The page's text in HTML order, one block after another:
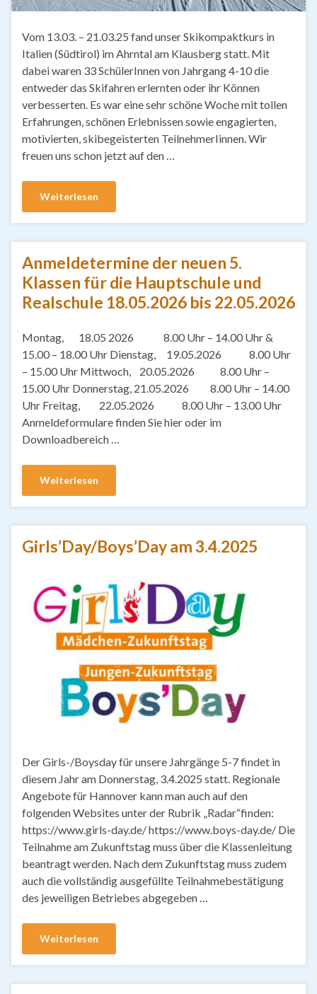
Vom 13.03. – 21.03.25 fand unser Skikompaktkurs in
Italien (Südtirol) im Ahrntal am Klausberg statt. Mit
dabei waren 33 SchülerInnen von Jahrgang 4-10 die
entweder das Skifahren erlernten oder ihr Können
verbesserten. Es war eine sehr schöne Woche mit tollen
Erfahrungen, schönen Erlebnissen sowie engagierten,
motivierten, skibegeisterten TeilnehmerIinnen. Wir
freuen uns schon jetzt auf den …
Weiterlesen
Anmeldetermine der neuen 5.
Klassen für die Hauptschule und
Realschule 18.05.2026 bis 22.05.2026
Montag, 18.05 2026 8.00 Uhr – 14.00 Uhr &
15.00 – 18.00 Uhr Dienstag, 19.05.2026 8.00 Uhr
– 15.00 Uhr Mittwoch, 20.05.2026 8.00 Uhr –
15.00 Uhr Donnerstag, 21.05.2026 8.00 Uhr – 14.00
Uhr Freitag, 22.05.2026 8.00 Uhr – 13.00 Uhr
Anmeldeformulare finden Sie hier oder im
Downloadbereich …
Weiterlesen
Girls’Day/Boys’Day am 3.4.2025
Der Girls-/Boysday für unsere Jahrgänge 5-7 findet in
diesem Jahr am Donnerstag, 3.4.2025 statt. Regionale
Angebote für Hannover kann man auch auf den
folgenden Websites unter der Rubrik „Radar“finden:
https://www.girls-day.de/ https://www.boys-day.de/ Die
Teilnahme am Zukunftstag muss über die Klassenleitung
beantragt werden. Nach dem Zukunftstag muss zudem
auch die vollständig ausgefüllte Teilnahmebestätigung
des jeweiligen Betriebes abgegeben …
Weiterlesen